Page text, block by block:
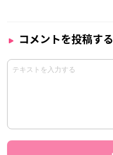
コメントを投稿する